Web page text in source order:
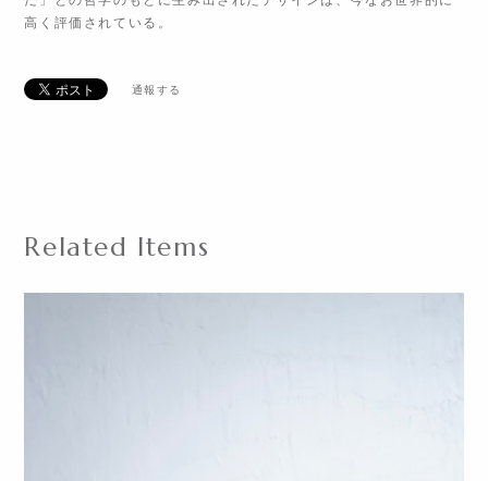
高く評価されている。
通報する
Related Items